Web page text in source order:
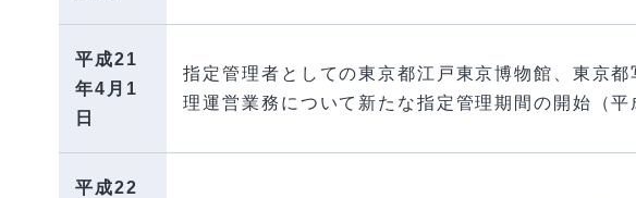
平成21
年4月1
日
指定管理者としての東京都江戸東京博物館、東京
理運営業務について新たな指定管理期間の開始（平
平成22